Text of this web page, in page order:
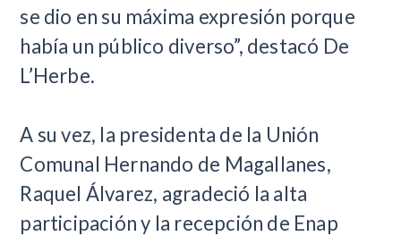
se dio en su máxima expresión porque
había un público diverso”, destacó De
L’Herbe.
A su vez, la presidenta de la Unión
Comunal Hernando de Magallanes,
Raquel Álvarez, agradeció la alta
participación y la recepción de Enap